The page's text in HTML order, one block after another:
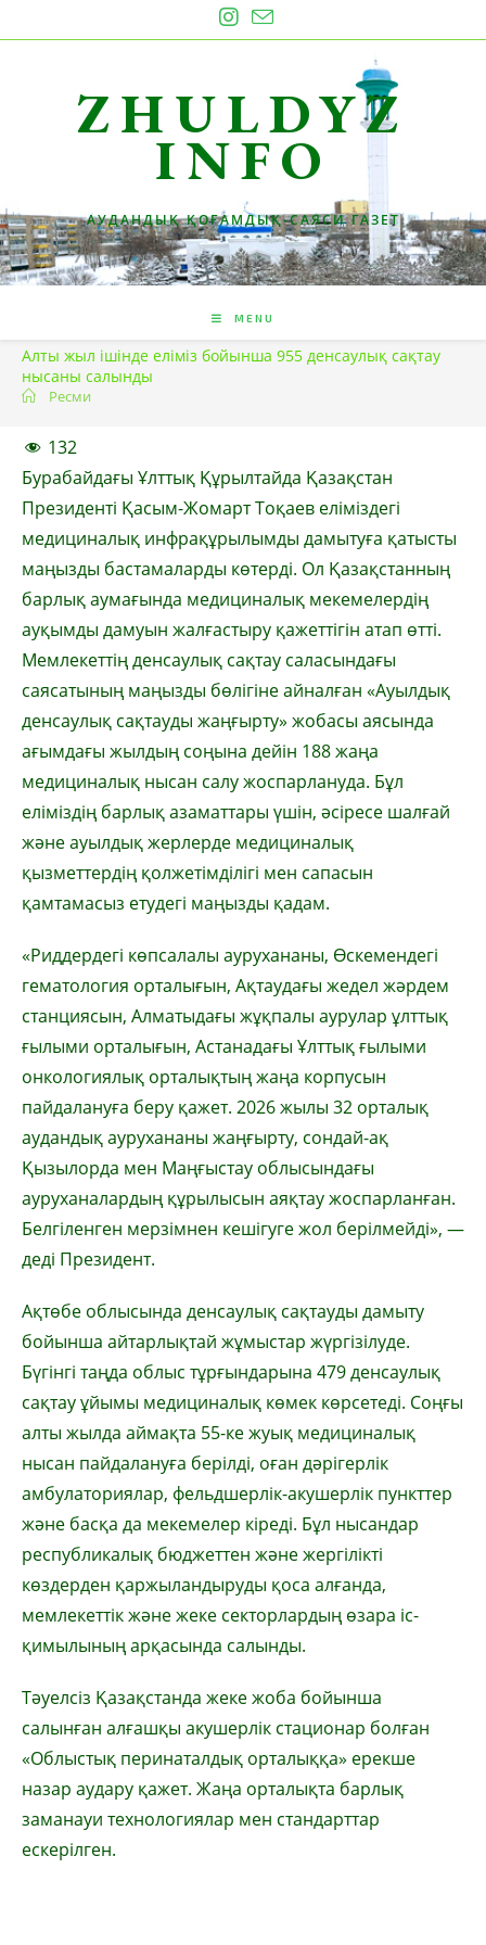
to
ZHULDYZ
INFO
АУДАНДЫҚ ҚОҒАМДЫҚ-САЯСИ ГАЗЕТ
MENU
Алты жыл ішінде еліміз бойынша 955 денсаулық сақтау
нысаны салынды
Ресми
132
Бурабайдағы Ұлттық Құрылтайда Қазақстан
Президенті Қасым-Жомарт Тоқаев еліміздегі
медициналық инфрақұрылымды дамытуға қатысты
маңызды бастамаларды көтерді. Ол Қазақстанның
барлық аумағында медициналық мекемелердің
ауқымды дамуын жалғастыру қажеттігін атап өтті.
Мемлекеттің денсаулық сақтау саласындағы
саясатының маңызды бөлігіне айналған «Ауылдық
денсаулық сақтауды жаңғырту» жобасы аясында
ағымдағы жылдың соңына дейін 188 жаңа
медициналық нысан салу жоспарлануда. Бұл
еліміздің барлық азаматтары үшін, әсіресе шалғай
және ауылдық жерлерде медициналық
қызметтердің қолжетімділігі мен сапасын
қамтамасыз етудегі маңызды қадам.
«Риддердегі көпсалалы аурухананы, Өскемендегі
гематология орталығын, Ақтаудағы жедел жәрдем
станциясын, Алматыдағы жұқпалы аурулар ұлттық
ғылыми орталығын, Астанадағы Ұлттық ғылыми
онкологиялық орталықтың жаңа корпусын
пайдалануға беру қажет. 2026 жылы 32 орталық
аудандық аурухананы жаңғырту, сондай-ақ
Қызылорда мен Маңғыстау облысындағы
ауруханалардың құрылысын аяқтау жоспарланған.
Белгіленген мерзімнен кешігуге жол берілмейді», —
деді Президент.
Ақтөбе облысында денсаулық сақтауды дамыту
бойынша айтарлықтай жұмыстар жүргізілуде.
Бүгінгі таңда облыс тұрғындарына 479 денсаулық
сақтау ұйымы медициналық көмек көрсетеді. Соңғы
алты жылда аймақта 55-ке жуық медициналық
нысан пайдалануға берілді, оған дәрігерлік
амбулаториялар, фельдшерлік-акушерлік пункттер
және басқа да мекемелер кіреді. Бұл нысандар
республикалық бюджеттен және жергілікті
көздерден қаржыландыруды қоса алғанда,
мемлекеттік және жеке секторлардың өзара іс-
қимылының арқасында салынды.
Тәуелсіз Қазақстанда жеке жоба бойынша
салынған алғашқы акушерлік стационар болған
«Облыстық перинаталдық орталыққа» ерекше
назар аудару қажет. Жаңа орталықта барлық
заманауи технологиялар мен стандарттар
ескерілген.